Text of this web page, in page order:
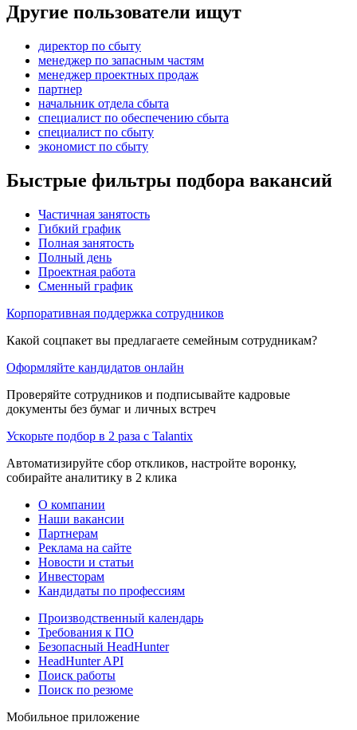
Другие пользователи ищут
директор по сбыту
менеджер по запасным частям
менеджер проектных продаж
партнер
начальник отдела сбыта
специалист по обеспечению сбыта
специалист по сбыту
экономист по сбыту
Быстрые фильтры подбора вакансий
Частичная занятость
Гибкий график
Полная занятость
Полный день
Проектная работа
Сменный график
Корпоративная поддержка сотрудников
Какой соцпакет вы предлагаете семейным сотрудникам?
Оформляйте кандидатов онлайн
Проверяйте сотрудников и подписывайте кадровые
документы без бумаг и личных встреч
Ускорьте подбор в 2 раза с Talantix
Автоматизируйте сбор откликов, настройте воронку,
собирайте аналитику в 2 клика
О компании
Наши вакансии
Партнерам
Реклама на сайте
Новости и статьи
Инвесторам
Кандидаты по профессиям
Производственный календарь
Требования к ПО
Безопасный HeadHunter
HeadHunter API
Поиск работы
Поиск по резюме
Мобильное приложение